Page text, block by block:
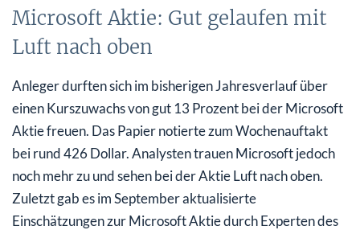
Microsoft Aktie: Gut gelaufen mit
Luft nach oben
Anleger durften sich im bisherigen Jahresverlauf über
einen Kurszuwachs von gut 13 Prozent bei der Microsoft
Aktie freuen. Das Papier notierte zum Wochenauftakt
bei rund 426 Dollar. Analysten trauen Microsoft jedoch
noch mehr zu und sehen bei der Aktie Luft nach oben.
Zuletzt gab es im September aktualisierte
Einschätzungen zur Microsoft Aktie durch Experten des